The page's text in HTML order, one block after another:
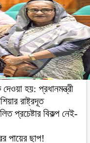
হয়: প্রধানমন্ত্রী
রাষ্ট্রদূত
প্রচেষ্টার বিকল্প নেই-
পায়ের ছাপ!